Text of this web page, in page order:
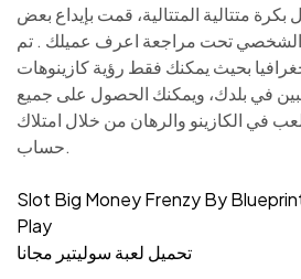
متتالية المتتالية، قمت بإيداع بعض
تحت مراجعة اعرف عميلك . تم
بحيث يمكنك فقط رؤية كازينوهات
في بلدك، ويمكنك الحصول على جميع
في الكازينو والرهان من خلال امتلاك
حساب.
Slot Big Money Frenzy By
Play
تحميل لعبة سوليتير مجانا